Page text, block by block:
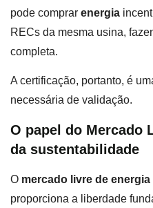
pode comprar energia
RECs da mesma usina,
completa.
A certificação, portanto, é
necessária de validação.
O papel do Mercado
da sustentabilidade
O mercado livre de energia
proporciona a liberdade